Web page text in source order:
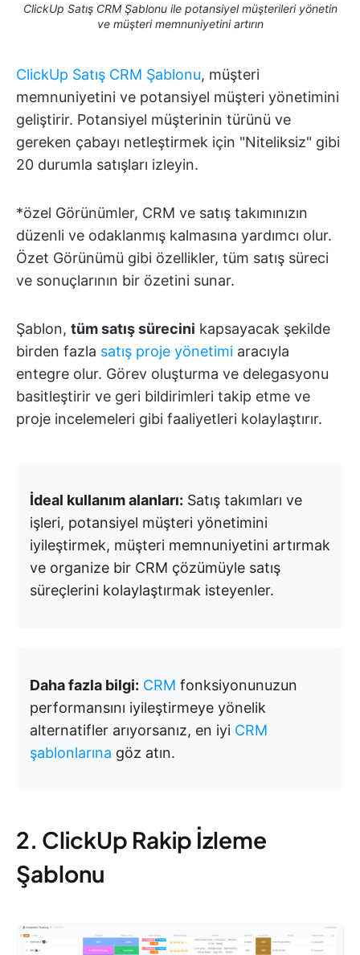
ClickUp Satış CRM Şablonu ile potansiyel müşterileri yönetin
ve müşteri memnuniyetini artırın
ClickUp Satış CRM Şablonu, müşteri
memnuniyetini ve potansiyel müşteri yönetimini
geliştirir. Potansiyel müşterinin türünü ve
gereken çabayı netleştirmek için "Niteliksiz" gibi
20 durumla satışları izleyin.
*özel Görünümler, CRM ve satış takımınızın
düzenli ve odaklanmış kalmasına yardımcı olur.
Özet Görünümü gibi özellikler, tüm satış süreci
ve sonuçlarının bir özetini sunar.
Şablon, tüm satış sürecini kapsayacak şekilde
birden fazla satış proje yönetimi aracıyla
entegre olur. Görev oluşturma ve delegasyonu
basitleştirir ve geri bildirimleri takip etme ve
proje incelemeleri gibi faaliyetleri kolaylaştırır.
İdeal kullanım alanları: Satış takımları ve
işleri, potansiyel müşteri yönetimini
iyileştirmek, müşteri memnuniyetini artırmak
ve organize bir CRM çözümüyle satış
süreçlerini kolaylaştırmak isteyenler.
Daha fazla bilgi: CRM fonksiyonunuzun
performansını iyileştirmeye yönelik
alternatifler arıyorsanız, en iyi CRM
şablonlarına göz atın.
2. ClickUp Rakip İzleme
Şablonu